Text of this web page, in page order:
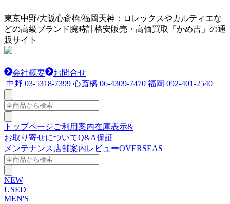
東京中野/大阪心斎橋/福岡天神：ロレックスやカルティエな
どの高級ブランド腕時計格安販売・高価買取「かめ吉」の通
販サイト
会社概要
お問合せ
中野 03-5318-7399 心斎橋 06-4309-7470 福岡 092-401-2540
トップページご利用案内在庫表示&
お取り寄せについてQ&A保証
メンテナンス 店舗案内レビューOVERSEAS
NEW
USED
MEN'S